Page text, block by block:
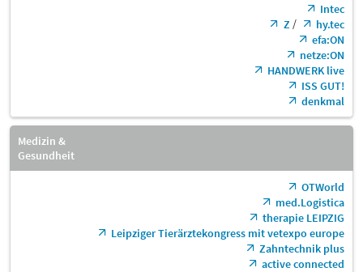
Intec
Z /
hy.tec
efa:ON
netze:ON
HANDWERK live
ISS GUT!
denkmal
Medizin &
Gesundheit
OTWorld
med.Logistica
therapie LEIPZIG
Leipziger Tierärztekongress mit vetexpo europe
Zahntechnik plus
active connected